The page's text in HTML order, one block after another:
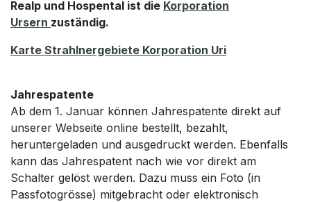
Realp und Hospental ist die Kor​po​ration
Ursern zuständig.
Karte Strahlnergebiete Korporation Uri
Jahrespatente
Ab dem 1. Januar können Jahrespatente direkt auf
unserer Webseite online bestellt, bezahlt,
heruntergeladen und ausgedruckt werden. Ebenfalls
kann das Jahrespatent nach wie vor direkt am
Schalter gelöst werden. Dazu muss ein Foto (in
Passfotogrösse) mitgebracht oder elektronisch